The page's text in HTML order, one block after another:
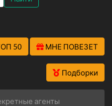
50 МНЕ ПОВЕЗЕТ
Подборки
агенты